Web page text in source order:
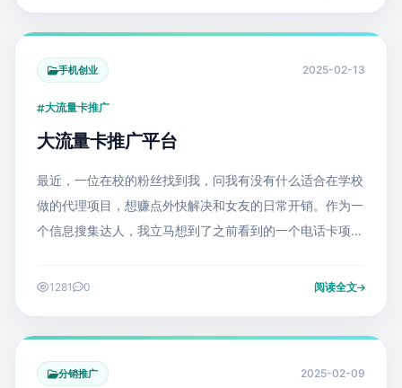
手机创业 2025-02-13
大流量卡推广
大流量卡推广平台
最近，一位在校的粉丝找到我，问我有没有什么适合在学校
做的代理项目，想赚点外快解决和女友的日常开销。作为一
个信息搜集达人，我立马想到了之前看到的一个电话卡项
我决定好好研究一下。结果不查不知道
1281 0 阅读全文
分销推广 2025-02-09